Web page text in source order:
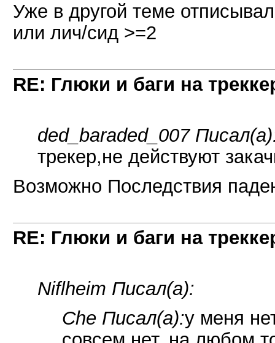
Уже в другой теме
или лич/сид >=2
RE: Глюки и баги на
ded_baraded_007
трекер,не действуют
Возможно Последствия
RE: Глюки и баги на
Niflheim Писал(а):
Che Писал(а):у меня